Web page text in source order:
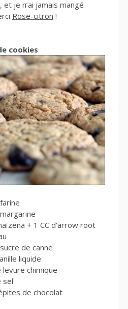
je n’ai jamais mangé
Rose-citron !
cookies
+ 1 CC d’arrow root
de canne
liquide
levure chimique
sel
de chocolat